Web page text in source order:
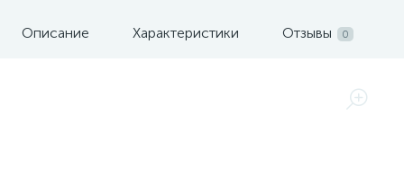
Описание Характеристики Отзывы 0